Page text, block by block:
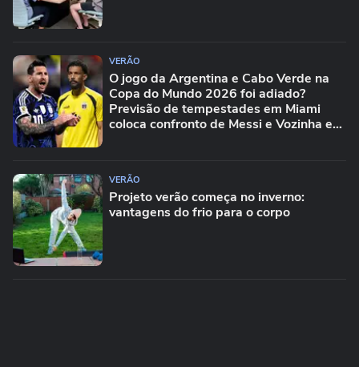
VERÃO
O jogo da Argentina e Cabo Verde na
Copa do Mundo 2026 foi adiado?
Previsão de tempestades em Miami
coloca confronto de Messi e Vozinha em
VERÃO
Projeto verão começa no inverno:
vantagens do frio para o corpo